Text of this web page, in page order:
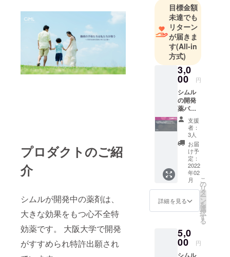
プロダクトのご紹
介
シムルが開発中の薬剤は、
大きな効果をもつ心不全特
効薬です。 大阪大学で開発
がすすめられ特許出願され
目標金額
未達でも
リターン
が届きま
す(All-in
方式)
3,0
00 円
シムル
の開発
薬パイ
プライ
ンの開
発進捗
状況報
告書送
付 CiML
からの
お礼
メール
が届き
ます。
「※支援
時、必
欄にご
希望の
お名前
支援
者：
3人
お届
け予
定：
2022
年02
月
詳細を見る
こ
の
リ
タ
ー
ン
を
選
択
す
る
5,0
00 円
シムル